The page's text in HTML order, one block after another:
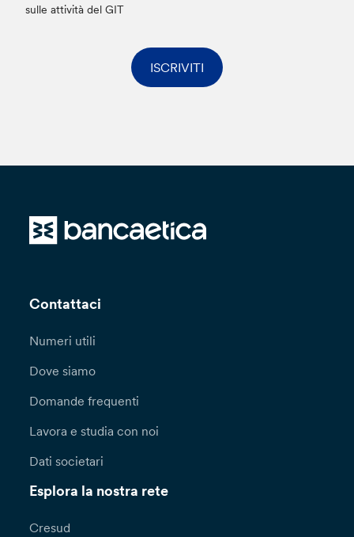
sulle attività del GIT
ISCRIVITI
Contattaci
Numeri utili
Dove siamo
Domande frequenti
Lavora e studia con noi
Dati societari
Esplora la nostra rete
Cresud